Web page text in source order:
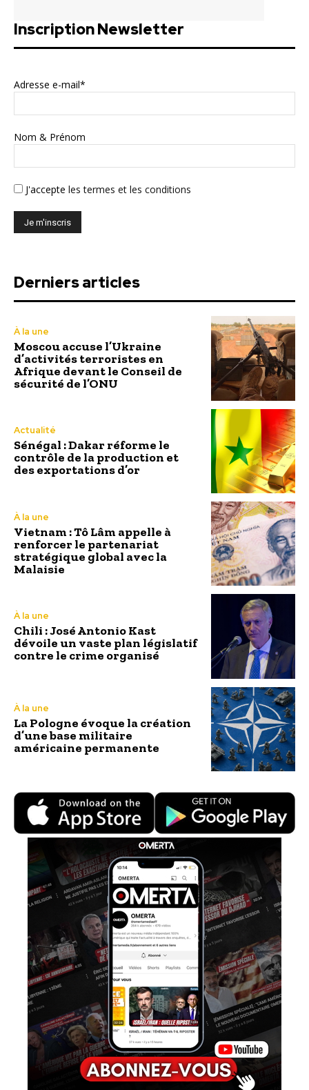
Inscription Newsletter
Adresse e-mail*
Nom & Prénom
J'accepte les termes et les conditions
Derniers articles
À la une
Moscou accuse l’Ukraine
d’activités terroristes en
Afrique devant le Conseil de
sécurité de l’ONU
Actualité
Sénégal : Dakar réforme le
contrôle de la production et
des exportations d’or
À la une
Vietnam : Tô Lâm appelle à
renforcer le partenariat
stratégique global avec la
Malaisie
À la une
Chili : José Antonio Kast
dévoile un vaste plan législatif
contre le crime organisé
À la une
La Pologne évoque la création
d’une base militaire
américaine permanente